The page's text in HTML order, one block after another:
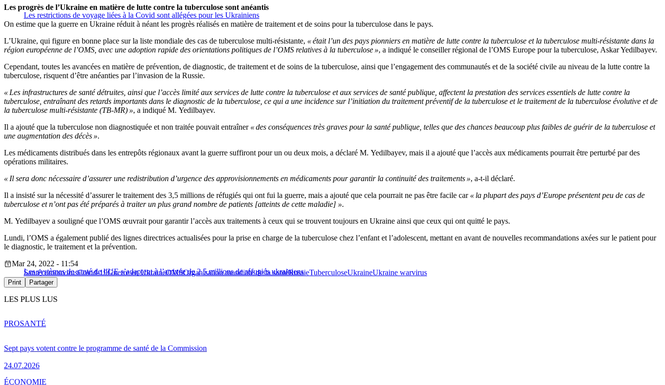
Les restrictions de voyage liées à la Covid sont allégées pour les Ukrainiens
Les progrès de l’Ukraine en matière de lutte contre la tuberculose sont anéantis
On estime que la guerre en Ukraine réduit à néant les progrès réalisés en matière de traitement et de soins pour la tuberculose dans le pays.
L’Ukraine, qui figure en bonne place sur la liste mondiale des cas de tuberculose multi-résistante, « était l’un des pays pionniers en matière de lutte contre la tuberculose et la tuberculose multi-résistante dans la
région européenne de l’OMS, avec une adoption rapide des orientations politiques de l’OMS relatives à la tuberculose », a indiqué le conseiller régional de l’OMS Europe pour la tuberculose, Askar Yedilbayev.
Cependant, toutes les avancées en matière de prévention, de diagnostic, de traitement et de soins de la tuberculose, ainsi que l’engagement des communautés et de la société civile au niveau de la lutte contre la
tuberculose, risquent d’être anéanties par l’invasion de la Russie.
« Les infrastructures de santé détruites, ainsi que l’accès limité aux services de lutte contre la tuberculose et aux services de santé publique, affectent la prestation des services essentiels de lutte contre la
tuberculose, entraînant des retards importants dans le diagnostic de la tuberculose, ce qui a une incidence sur l’initiation du traitement préventif de la tuberculose et le traitement de la tuberculose évolutive et de
la tuberculose multi-résistante (TB-MR) », a indiqué M. Yedilbayev.
Il a ajouté que la tuberculose non diagnostiquée et non traitée pouvait entraîner « des conséquences très graves pour la santé publique, telles que des chances beaucoup plus faibles de guérir de la tuberculose et
une augmentation des décès ».
Les médicaments distribués dans les entrepôts régionaux avant la guerre suffiront pour un ou deux mois, a déclaré M. Yedilbayev, mais il a ajouté que l’accès aux médicaments pourrait être perturbé par des
opérations militaires.
« Il sera donc nécessaire d’assurer une redistribution d’urgence des approvisionnements en médicaments pour garantir la continuité des traitements », a-t-il déclaré.
Il a insisté sur la nécessité d’assurer le traitement des 3,5 millions de réfugiés qui ont fui la guerre, mais a ajouté que cela pourrait ne pas être facile car « la plupart des pays d’Europe présentent peu de cas de
tuberculose et n’ont pas été préparés à traiter un plus grand nombre de patients [atteints de cette maladie] ».
M. Yedilbayev a souligné que l’OMS œuvrait pour garantir l’accès aux traitements à ceux qui se trouvent toujours en Ukraine ainsi que ceux qui ont quitté le pays.
Lundi, l’OMS a également publié des lignes directrices actualisées pour la prise en charge de la tuberculose chez l’enfant et l’adolescent, mettant en avant de nouvelles recommandations axées sur le patient pour
le diagnostic, le traitement et la prévention.
Les systèmes de santé de l’UE s’adaptent à l’arrivée de 2,5 millions de réfugiés ukrainiens
Mar 24, 2022 - 11:54
SantécoronavirusCovid-19Guerre en UkraineOMSOrganisation mondiale de la santéRussieTuberculoseUkraineUkraine warvirus
Print Partager
LES PLUS LUS
Sept pays votent contre le programme de santé de la Commission
24.07.2026
PROSANTÉ
ÉCONOMIE